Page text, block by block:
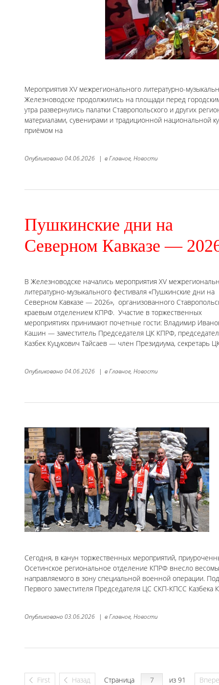
Мероприятия XV межрегионального литературно-
Железноводске продолжились на площади перед
утра развернулись палатки Ставропольского и других
материалами, сувенирами и традиционной национальной
приёмом на
Опубликовано 04.06.2026 | вГлавное, Новости
Пушкинские дни на
Северном Кавказе —
В Железноводске начались мероприятия XV
литературно-музыкального фестиваля «Пушкинские дни на
Северном Кавказе — 2026», организованного
краевым отделением КПРФ. Участие в торжественных
мероприятиях принимают почетные гости: Владимир
Кашин — заместитель Председателя ЦК КПРФ,
Казбек Куцукович Тайсаев — член Президиума, секретарь
Опубликовано 04.06.2026 | вГлавное, Новости
Сегодня, в канун торжественных мероприятий,
Осетинское региональное отделение КПРФ внесло
направляемого в зону специальной военной операции.
Первого заместителя Председателя ЦС СКП-КПСС Казбека
Опубликовано 03.06.2026 | вГлавное, Новости
First Назад Страница из 91